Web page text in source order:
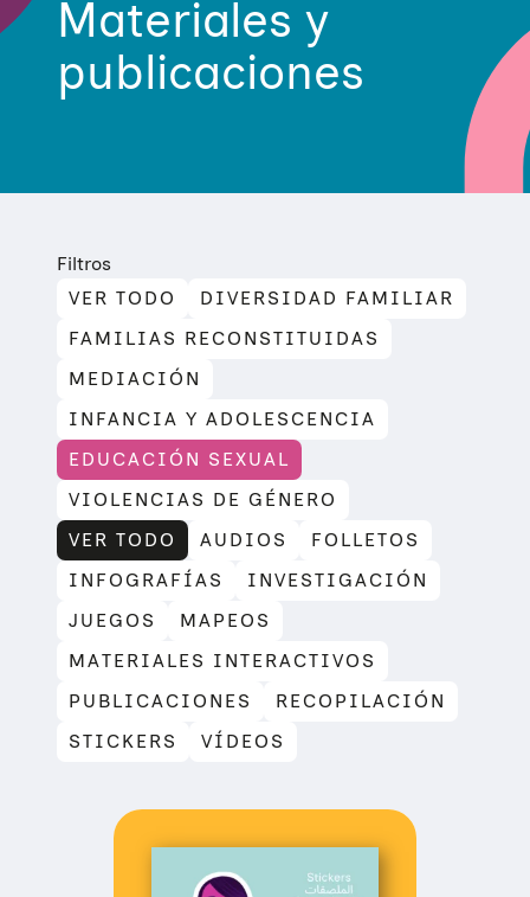
Materiales y
publicaciones
Filtros
VER TODO
DIVERSIDAD FAMILIAR
FAMILIAS RECONSTITUIDAS
MEDIACIÓN
INFANCIA Y ADOLESCENCIA
EDUCACIÓN SEXUAL
VIOLENCIAS DE GÉNERO
VER TODO
AUDIOS
FOLLETOS
INFOGRAFÍAS
INVESTIGACIÓN
JUEGOS
MAPEOS
MATERIALES INTERACTIVOS
PUBLICACIONES
RECOPILACIÓN
STICKERS
VÍDEOS